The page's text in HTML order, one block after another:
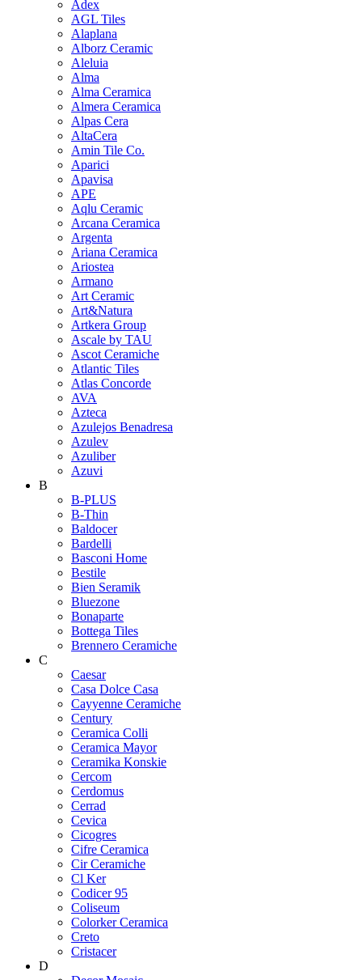
Adex
AGL Tiles
Alaplana
Alborz Ceramic
Aleluia
Alma
Alma Ceramica
Almera Ceramica
Alpas Cera
AltaCera
Amin Tile Co.
Aparici
Apavisa
APE
Aqlu Ceramic
Arcana Ceramica
Argenta
Ariana Ceramica
Ariostea
Armano
Art Ceramic
Art&Natura
Artkera Group
Ascale by TAU
Ascot Ceramiche
Atlantic Tiles
Atlas Concorde
AVA
Azteca
Azulejos Benadresa
Azulev
Azuliber
Azuvi
B
B-PLUS
B-Thin
Baldocer
Bardelli
Basconi Home
Bestile
Bien Seramik
Bluezone
Bonaparte
Bottega Tiles
Brennero Ceramiche
C
Caesar
Casa Dolce Casa
Cayyenne Ceramiche
Century
Ceramica Colli
Ceramica Mayor
Ceramika Konskie
Cercom
Cerdomus
Cerrad
Cevica
Cicogres
Cifre Ceramica
Cir Ceramiche
Cl Ker
Codicer 95
Coliseum
Colorker Ceramica
Creto
Cristacer
D